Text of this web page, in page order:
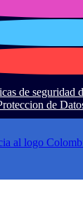
de seguridad
de